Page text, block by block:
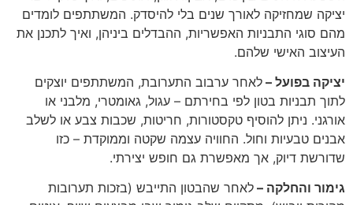
יציקה שמחזיקה לאורך שנים בלי להיסדק. המשתתפים לומדים
מהם סוגי התבניות האפשריות, ההבדלים ביניהן, ואיך לתכנן את
העיצוב האישי שלהם.
יציקה בפועל – לאחר ערבוב התערובת, המשתתפים יוצקים
לתוך תבניות בטון לפי בחירתם – עגול, גאומטרי, מלבני או
אורגני. ניתן להוסיף טקסטורות, חריטות, שכבות צבע או לשלב
אבנים טבעיות וחול. החוויה עצמה שקטה וממוקדת – כזו
שדורשת דיוק, אך מאפשרת גם חופש יצירתי.
גימור והחלקה – לאחר שהבטון התייבש (בזכות תערובות